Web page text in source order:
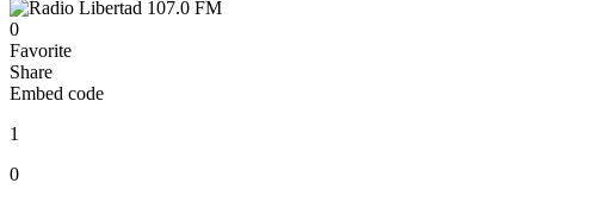
0
Favorite
Share
Embed code
1
0